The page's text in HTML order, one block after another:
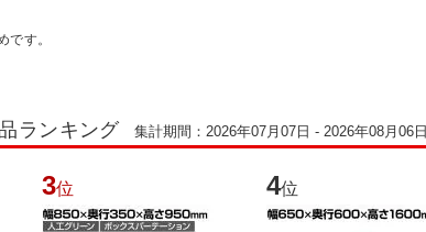
です。
ランキング 集計期間：2026年07月07日 - 2026年08月06日
3位 4位